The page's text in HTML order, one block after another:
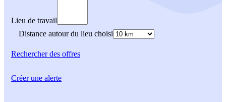
Lieu de travail
Distance autour du lieu choisi
Rechercherdes offres
Créer une alerte